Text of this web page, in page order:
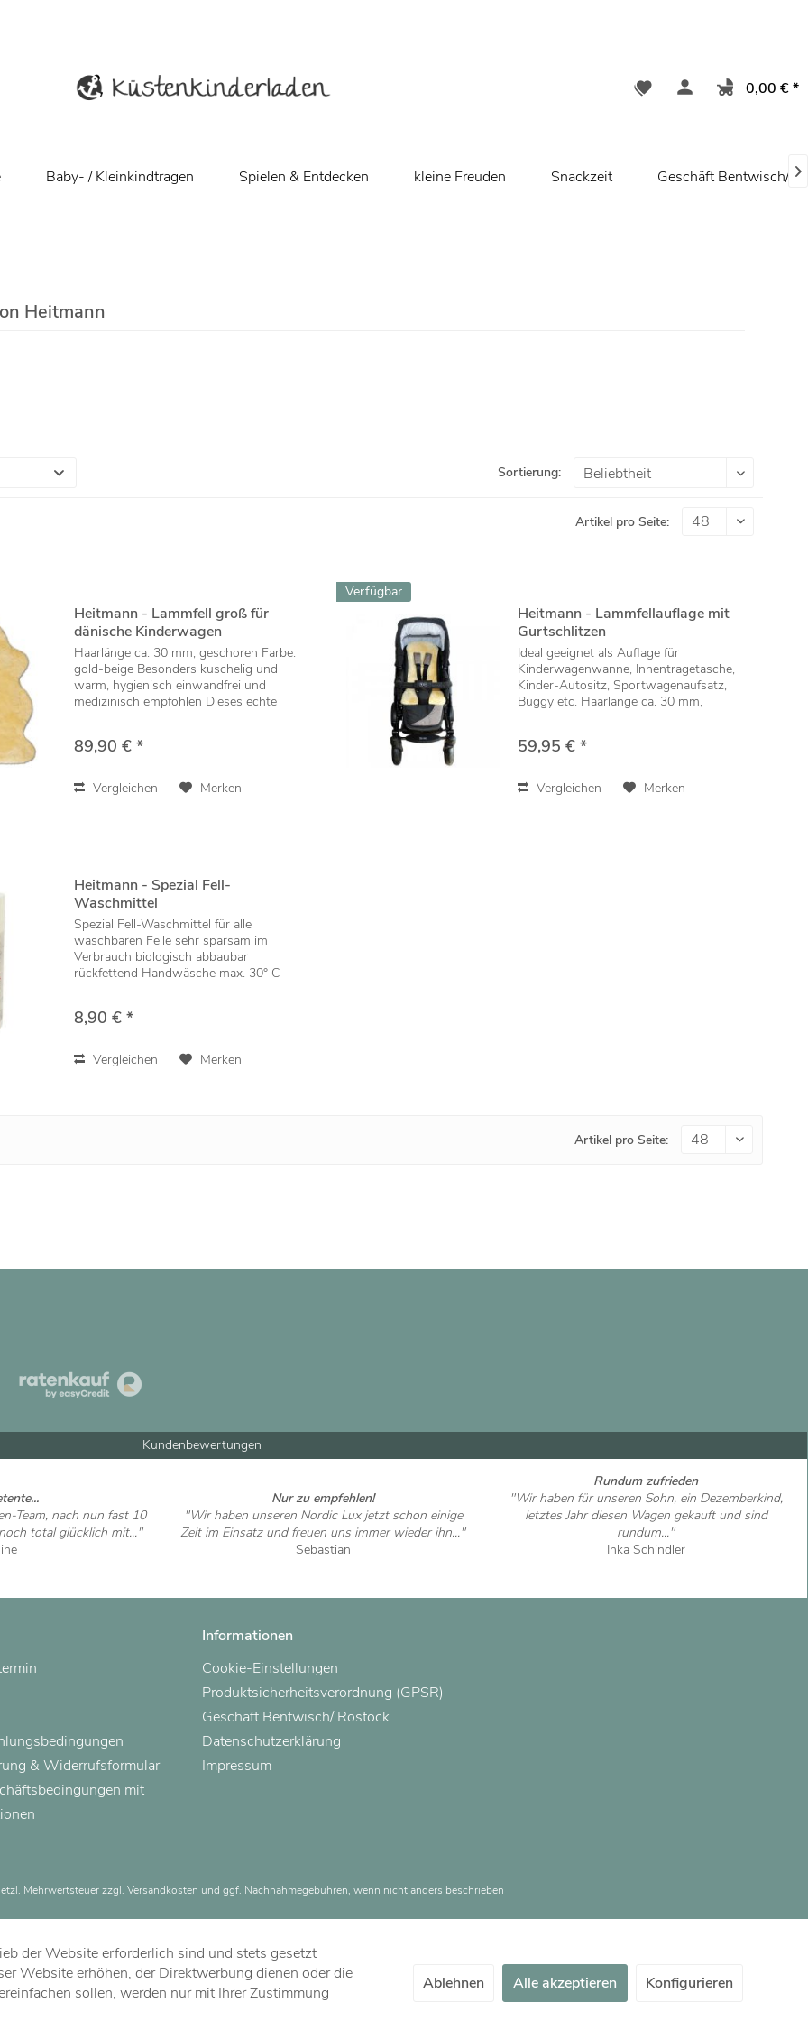
0,00 € *
Baby- / Kleinkindtragen Spielen & Entdecken kleine Freuden Snackzeit Geschäft Bentwisch/ 
Heitmann
Sortierung:
Artikel pro Seite:
Heitmann - Lammfell groß für
dänische Kinderwagen
Haarlänge ca. 30 mm, geschoren Farbe:
gold-beige Besonders kuschelig und
warm, hygienisch einwandfrei und
medizinisch empfohlen Dieses echte
Temperaturausgleichend: warm im
89,90 € *
Vergleichen Merken
Verfügbar
Heitmann - Lammfellauflage mit
Gurtschlitzen
Ideal geeignet als Auflage für
Kinderwagenwanne, Innentragetasche,
Kinder-Autositz, Sportwagenaufsatz,
Buggy etc. Haarlänge ca. 30 mm,
77 x 35 cm Handwäsche max. 30° C mit...
59,95 € *
Vergleichen Merken
Heitmann - Spezial Fell-
Waschmittel
Spezial Fell-Waschmittel für alle
waschbaren Felle sehr sparsam im
Verbrauch biologisch abbaubar
rückfettend Handwäsche max. 30° C
8,90 € *
Vergleichen Merken
Artikel pro Seite:
Kundenbewertungen
Team, nach nun fast 10
total glücklich mit..."
Nur zu empfehlen!
"Wir haben unseren Nordic Lux jetzt schon einige
Zeit im Einsatz und freuen uns immer wieder ihn..."
Sebastian
Rundum zufrieden
"Wir haben für unseren Sohn, ein Dezemberkind,
letztes Jahr diesen Wagen gekauft und sind
rundum..."
Inka Schindler
& Widerrufsformular
mit
Informationen
Cookie-Einstellungen
Produktsicherheitsverordnung (GPSR)
Geschäft Bentwisch/ Rostock
Datenschutzerklärung
Impressum
Mehrwertsteuer zzgl. Versandkosten und ggf. Nachnahmegebühren, wenn nicht anders beschrieben
der Website erforderlich sind und stets gesetzt
Website erhöhen, der Direktwerbung dienen oder die
sollen, werden nur mit Ihrer Zustimmung
Ablehnen Alle akzeptieren Konfigurieren